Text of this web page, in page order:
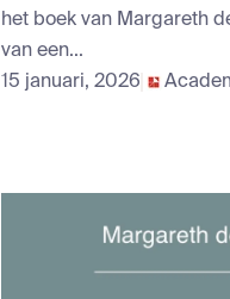
het boek van Margareth
van een...
15 januari, 2026